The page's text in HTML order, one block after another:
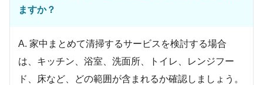
ますか？
A. 家中まとめて清掃するサービスを検討する場合
は、キッチン、浴室、洗面所、トイレ、レンジフー
ド、床など、どの範囲が含まれるか確認しましょう。